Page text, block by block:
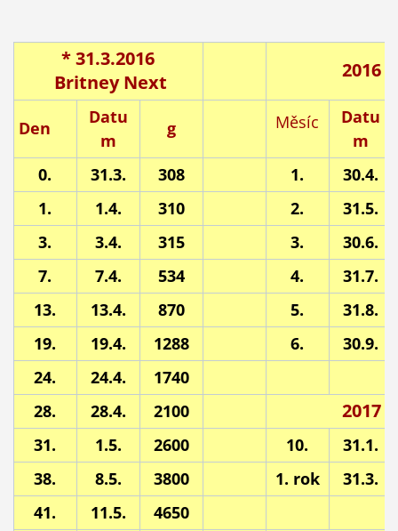
* 31.3.2016
Britney Next
2016
Den
Datu
m
g Měsíc
Datu
m
0.
31.3. 308 1.
30.4.
1.
1.4. 310 2.
31.5.
3.
3.4. 315 3.
30.6.
7.
7.4. 534 4.
31.7.
13.
13.4. 870 5.
31.8.
19.
19.4. 1288 6.
30.9.
24.
24.4.
1740
28.
28.4. 2100 2017
31. 1.5. 2600 10.
31.1.
38.
8.5. 3800 1. rok
31.3.
41.
11.5.
4650